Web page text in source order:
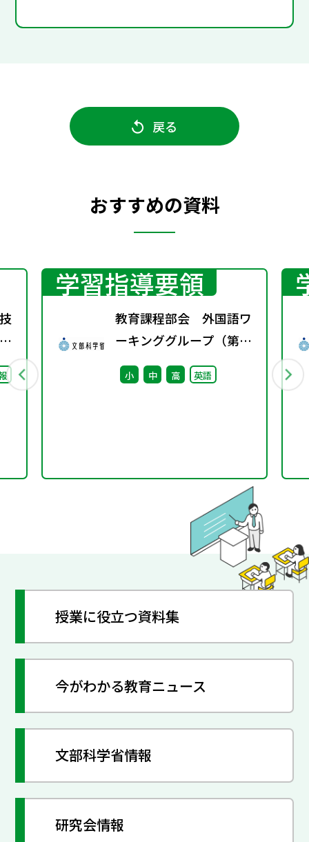
戻る
おすすめの資料
学習指導要領
教育課程部会 外国語ワ
ーキンググループ（第12
回） 配付資料
小 中 高 英語
授業に役立つ資料集
今がわかる教育ニュース
文部科学省情報
研究会情報